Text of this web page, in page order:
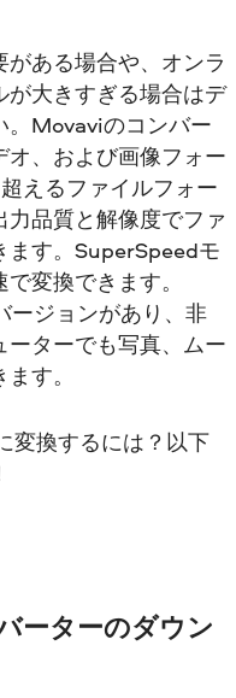
ある場合や、オンラ
が大きすぎる場合はデ
。Movaviのコンバー
、および画像フォー
えるファイルフォー
品質と解像度でファ
ます。SuperSpeedモ
変換できます。
ジョンがあり、非
ターでも写真、ムー
す。
変換するには？以下
ーターのダウン